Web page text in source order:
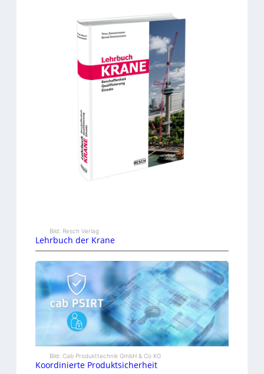
Bild: Resch Verlag
Lehrbuch der Krane
Bild: Cab Produkttechnik GmbH & Co KG
Koordinierte Produktsicherheit